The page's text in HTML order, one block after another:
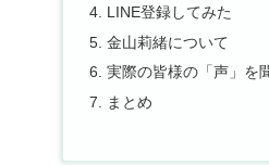
LINE登録してみた
金山莉緒について
実際の皆様の「声」を
まとめ